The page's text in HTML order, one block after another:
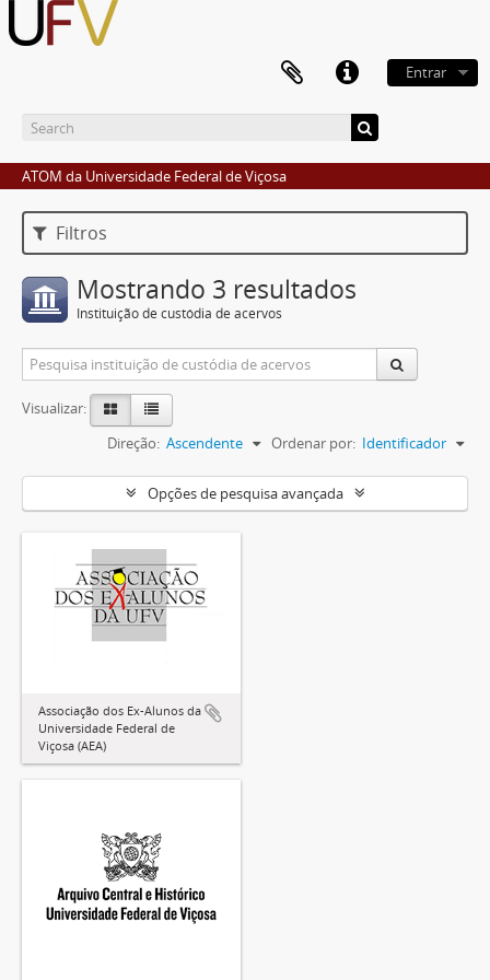
Entrar
ATOM da Universidade Federal de Viçosa
Filtros
Mostrando 3 resultados
Instituição de custódia de acervos
Visualizar:
Ordenar por: Identificador
Direção: Ascendente
Opções de pesquisa avançada
Associação dos Ex-Alunos da
Universidade Federal de
Viçosa (AEA)